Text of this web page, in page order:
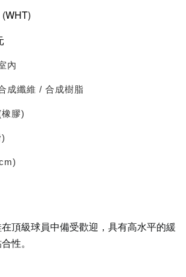
內
成纖維 / 合成樹脂
膠)
頂級球員中備受歡迎，具有高水平的緩
性。